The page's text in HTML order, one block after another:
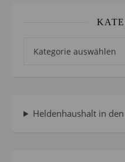
Heldenhaushalt in